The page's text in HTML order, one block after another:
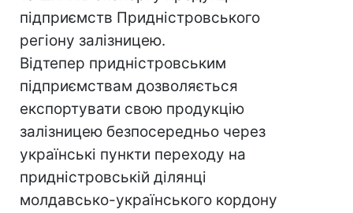
підприємств Придністровського
регіону залізницею.
Відтепер придністровським
підприємствам дозволяється
експортувати свою продукцію
залізницею безпосередньо через
українські пункти переходу на
придністровській ділянці
молдавсько-українського кордону